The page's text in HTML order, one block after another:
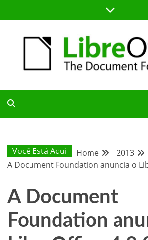
to
BLOG DA
BRASILEIRA
Você Está Aqui Home 2013
A Document Foundation anuncia o
A Document
Foundation